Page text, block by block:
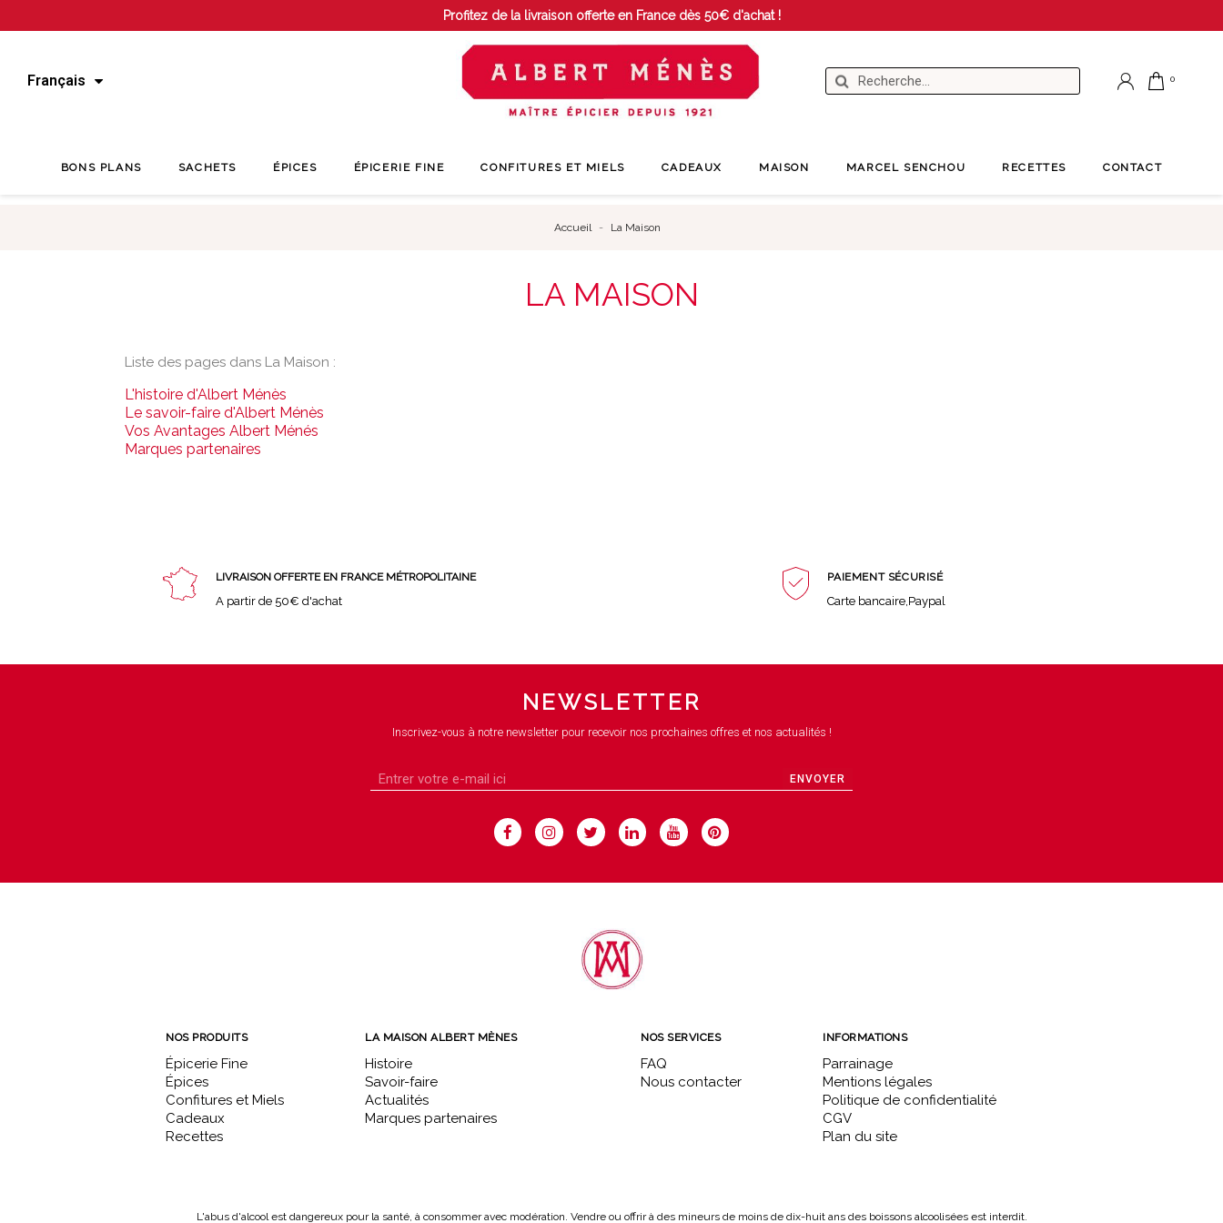
Profitez de la livraison offerte en France dès 50€ d'achat !
Français
BONS PLANS SACHETS ÉPICES ÉPICERIE FINE CONFITURES ET MIELS CADEAUX MAISON MARCEL SENCHOU RECETTES CONTACT
Accueil La Maison
LA MAISON
Liste des pages dans La Maison :
L'histoire d'Albert Ménès
Le savoir-faire d'Albert Ménès
Vos Avantages Albert Ménés
Marques partenaires
LIVRAISON OFFERTE EN FRANCE MÉTROPOLITAINE
A partir de 50€ d'achat
PAIEMENT SÉCURISÉ
Carte bancaire,Paypal
NEWSLETTER
Inscrivez-vous à notre newsletter pour recevoir nos prochaines offres et nos actualités !
ENVOYER
NOS PRODUITS
Épicerie Fine
Épices
Confitures et Miels
Cadeaux
Recettes
LA MAISON ALBERT MÈNES
Histoire
Savoir-faire
Actualités
Marques partenaires
NOS SERVICES
FAQ
Nous contacter
INFORMATIONS
Parrainage
Mentions légales
Politique de confidentialité
CGV
Plan du site
L'abus d'alcool est dangereux pour la santé, à consommer avec modération. Vendre ou offrir à des mineurs de moins de dix-huit ans des boissons alcoolisées est interdit.